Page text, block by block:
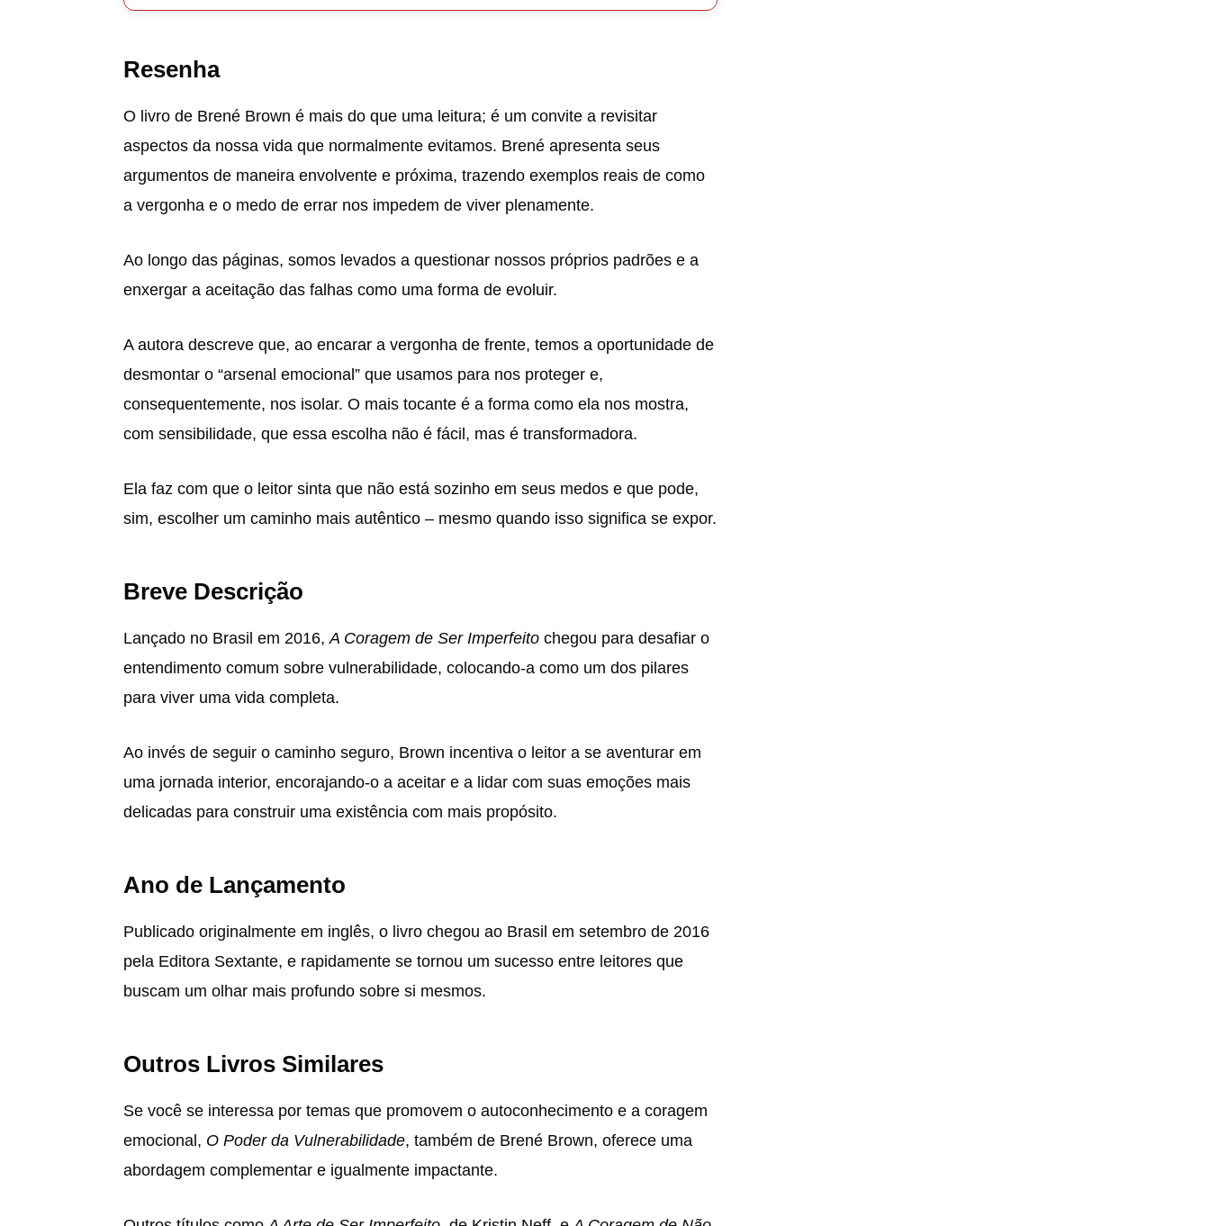
Resenha
O livro de Brené Brown é mais do que uma leitura; é um convite a revisitar
aspectos da nossa vida que normalmente evitamos. Brené apresenta seus
argumentos de maneira envolvente e próxima, trazendo exemplos reais de como
a vergonha e o medo de errar nos impedem de viver plenamente.
Ao longo das páginas, somos levados a questionar nossos próprios padrões e a
enxergar a aceitação das falhas como uma forma de evoluir.
A autora descreve que, ao encarar a vergonha de frente, temos a oportunidade de
desmontar o “arsenal emocional” que usamos para nos proteger e,
consequentemente, nos isolar. O mais tocante é a forma como ela nos mostra,
com sensibilidade, que essa escolha não é fácil, mas é transformadora.
Ela faz com que o leitor sinta que não está sozinho em seus medos e que pode,
sim, escolher um caminho mais autêntico – mesmo quando isso significa se expor.
Breve Descrição
Lançado no Brasil em 2016,A Coragem de Ser Imperfeito chegou para desafiar o
entendimento comum sobre vulnerabilidade, colocando-a como um dos pilares
para viver uma vida completa.
Ao invés de seguir o caminho seguro, Brown incentiva o leitor a se aventurar em
uma jornada interior, encorajando-o a aceitar e a lidar com suas emoções mais
delicadas para construir uma existência com mais propósito.
Ano de Lançamento
Publicado originalmente em inglês, o livro chegou ao Brasil em setembro de 2016
pela Editora Sextante, e rapidamente se tornou um sucesso entre leitores que
buscam um olhar mais profundo sobre si mesmos.
Outros Livros Similares
Se você se interessa por temas que promovem o autoconhecimento e a coragem
emocional, O Poder da Vulnerabilidade, também de Brené Brown, oferece uma
abordagem complementar e igualmente impactante.